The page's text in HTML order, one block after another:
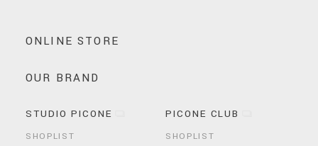
ONLINE STORE
OUR BRAND
STUDIO PICONE
SHOPLIST
PICONE CLUB
SHOPLIST